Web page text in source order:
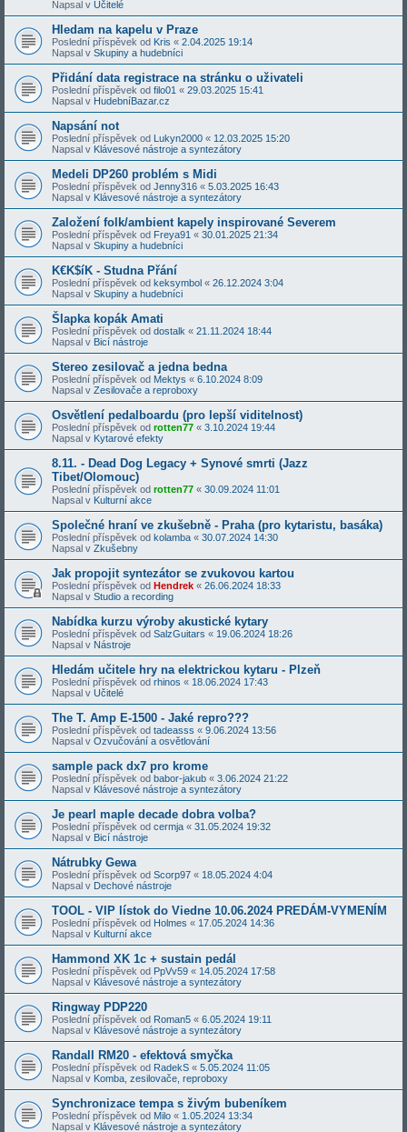
Napsal v Učitelé
Hledam na kapelu v Praze
Poslední příspěvek od Kris « 2.04.2025 19:14
Napsal v Skupiny a hudebníci
Přidání data registrace na stránku o uživateli
Poslední příspěvek od filo01 « 29.03.2025 15:41
Napsal v HudebníBazar.cz
Napsání not
Poslední příspěvek od Lukyn2000 « 12.03.2025 15:20
Napsal v Klávesové nástroje a syntezátory
Medeli DP260 problém s Midi
Poslední příspěvek od Jenny316 « 5.03.2025 16:43
Napsal v Klávesové nástroje a syntezátory
Založení folk/ambient kapely inspirované Severem
Poslední příspěvek od Freya91 « 30.01.2025 21:34
Napsal v Skupiny a hudebníci
K€K$íK - Studna Přání
Poslední příspěvek od keksymbol « 26.12.2024 3:04
Napsal v Skupiny a hudebníci
Šlapka kopák Amati
Poslední příspěvek od dostalk « 21.11.2024 18:44
Napsal v Bicí nástroje
Stereo zesilovač a jedna bedna
Poslední příspěvek od Mektys « 6.10.2024 8:09
Napsal v Zesilovače a reproboxy
Osvětlení pedalboardu (pro lepší viditelnost)
Poslední příspěvek od rotten77 « 3.10.2024 19:44
Napsal v Kytarové efekty
8.11. - Dead Dog Legacy + Synové smrti (Jazz
Tibet/Olomouc)
Poslední příspěvek od rotten77 « 30.09.2024 11:01
Napsal v Kulturní akce
Společné hraní ve zkušebně - Praha (pro kytaristu, basáka)
Poslední příspěvek od kolamba « 30.07.2024 14:30
Napsal v Zkušebny
Jak propojit syntezátor se zvukovou kartou
Poslední příspěvek od Hendrek « 26.06.2024 18:33
Napsal v Studio a recording
Nabídka kurzu výroby akustické kytary
Poslední příspěvek od SalzGuitars « 19.06.2024 18:26
Napsal v Nástroje
Hledám učitele hry na elektrickou kytaru - Plzeň
Poslední příspěvek od rhinos « 18.06.2024 17:43
Napsal v Učitelé
The T. Amp E-1500 - Jaké repro???
Poslední příspěvek od tadeasss « 9.06.2024 13:56
Napsal v Ozvučování a osvětlování
sample pack dx7 pro krome
Poslední příspěvek od babor-jakub « 3.06.2024 21:22
Napsal v Klávesové nástroje a syntezátory
Je pearl maple decade dobra volba?
Poslední příspěvek od cermja « 31.05.2024 19:32
Napsal v Bicí nástroje
Nátrubky Gewa
Poslední příspěvek od Scorp97 « 18.05.2024 4:04
Napsal v Dechové nástroje
TOOL - VIP lístok do Viedne 10.06.2024 PREDÁM-VYMENÍM
Poslední příspěvek od Holmes « 17.05.2024 14:36
Napsal v Kulturní akce
Hammond XK 1c + sustain pedál
Poslední příspěvek od PpVv59 « 14.05.2024 17:58
Napsal v Klávesové nástroje a syntezátory
Ringway PDP220
Poslední příspěvek od Roman5 « 6.05.2024 19:11
Napsal v Klávesové nástroje a syntezátory
Randall RM20 - efektová smyčka
Poslední příspěvek od RadekS « 5.05.2024 11:05
Napsal v Komba, zesilovače, reproboxy
Synchronizace tempa s živým bubeníkem
Poslední příspěvek od Milo « 1.05.2024 13:34
Napsal v Klávesové nástroje a syntezátory